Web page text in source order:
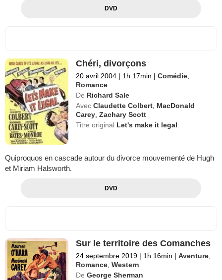
DVD
Chéri, divorçons
20 avril 2004 | 1h 17min | Comédie
Romance
De Richard Sale
Avec Claudette Colbert MacDonald
Carey ,Zachary Scott
Titre original Let's make it legal
Quiproquos en cascade autour du divorce mouvementé de Hugh
et Miriam Halsworth.
DVD
Sur le territoire des Comanches
24 septembre 2019 | 1h 16min | Aventure
Romance ,Western
De George Sherman